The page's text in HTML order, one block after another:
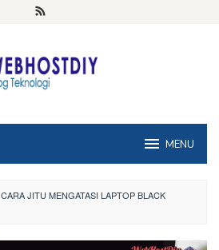
MENU
CARA JITU MENGATASI LAPTOP BLACK